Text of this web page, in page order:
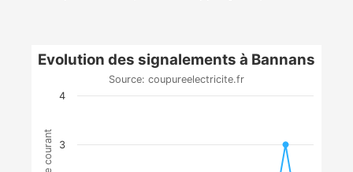
Evolution des signalements à Bannans
Source: coupureelectricite.fr
3
4